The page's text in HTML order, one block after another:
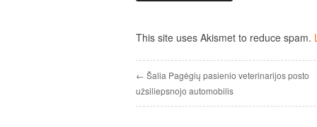
This site uses Akismet to reduce spam.
← Šalia Pagėgių pasienio veterinarijos posto
užsiliepsnojo automobilis